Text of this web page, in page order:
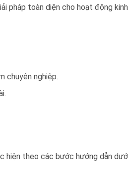
pháp toàn diện cho hoạt động
chuyên nghiệp.
hiện theo các bước hướng dẫn